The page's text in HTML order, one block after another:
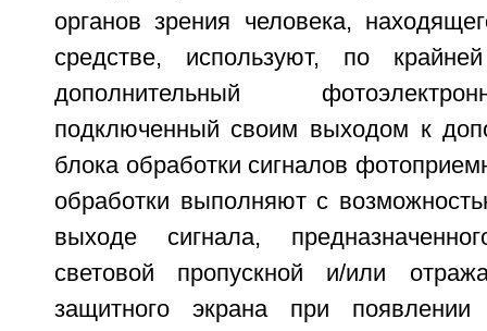
органов зрения человека,
средстве, используют, по
дополнительный
подключенный своим выходом к
блока обработки сигналов
обработки выполняют с
выходе сигнала,
световой пропускной и/или
защитного экрана при появлении